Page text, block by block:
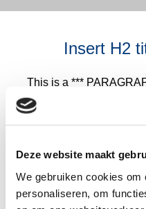
Deze website maakt
We gebruiken cookies
personaliseren, om
Insert H2
This is a ***
*** Lorem ipsum dolor
elit, sed do eiusmod
nostrud exercitation
ea commodo